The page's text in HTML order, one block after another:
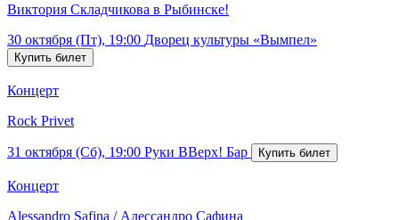
Виктория Складчикова в Рыбинске!
30 октября (Пт), 19:00 Дворец культуры «Вымпел»
Концерт
Rock Privet
31 октября (Сб), 19:00 Руки ВВерх! Бар
Концерт
Alessandro Safina / Алессандро Сафина